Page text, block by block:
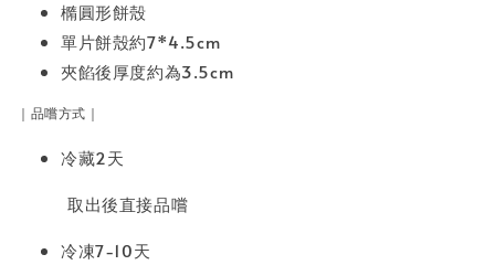
橢圓形餅殼
單片餅殼約7*4.5cm
夾餡後厚度約為3.5cm
｜品嚐方式｜
冷藏2天
取出後直接品嚐
冷凍7-10天